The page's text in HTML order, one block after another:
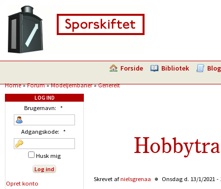
Forside Bibliotek Blog
Home»Forum»Modeljernbaner»Generelt
Skrevet afnielsgrenaa Onsdag d. 13/1/2021 -
LOG IND
Brugernavn: *
Adgangskode: *
Husk mig
Opret konto